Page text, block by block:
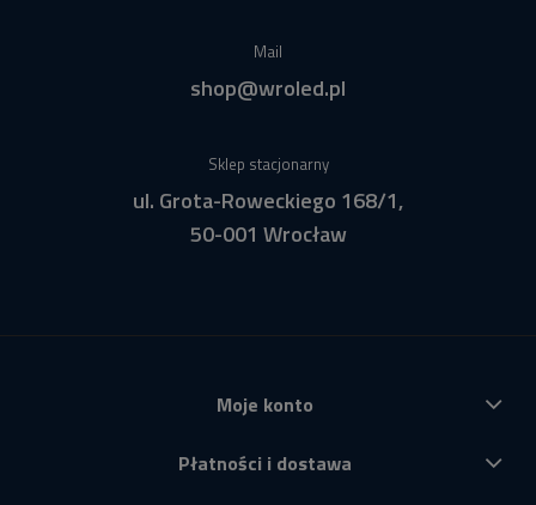
Mail
shop@wroled.pl
Sklep stacjonarny
ul. Grota-Roweckiego 168/1,
50-001 Wrocław
Moje konto
Płatności i dostawa